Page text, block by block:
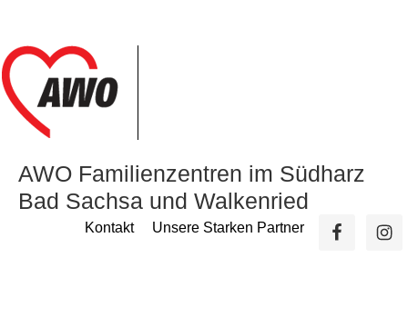
springen
springen
springen
AWO Familienzentren im Südharz
Bad Sachsa und Walkenried
Kontakt Unsere Starken Partner